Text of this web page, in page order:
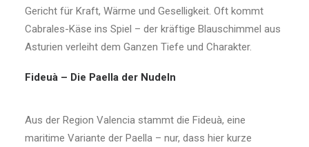
Gericht für Kraft, Wärme und Geselligkeit. Oft kommt
Cabrales-Käse ins Spiel – der kräftige Blauschimmel aus
Asturien verleiht dem Ganzen Tiefe und Charakter.
Fideuà – Die Paella der Nudeln
Aus der Region Valencia stammt die Fideuà, eine
maritime Variante der Paella – nur, dass hier kurze